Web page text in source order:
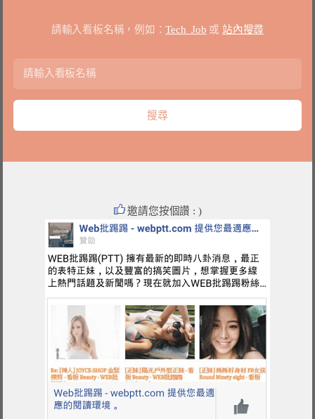
請輸入看板名稱，例如：Tech_Job 或 站內搜尋
邀請您按個讚 : )